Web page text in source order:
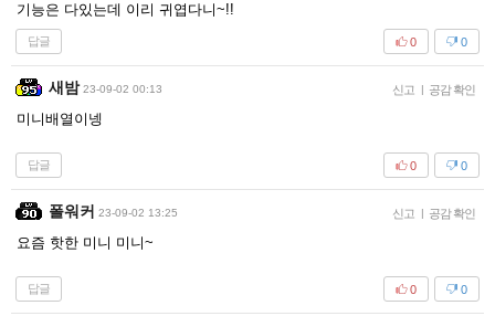
기능은 다있는데 이리 귀엽다니~!!
답글 0
0
새밤 23-09-02 00:13 신고 | 공감 확인
미니배열이넹
답글 0
0
폴워커 23-09-02 13:25 신고 | 공감 확인
요즘 핫한 미니 미니~
답글 0
0